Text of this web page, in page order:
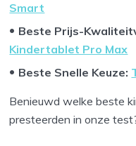
Smart
Beste Prijs-
Kindertablet Pro Max
Beste Snelle Keuze:
Benieuwd welke beste
presteerden in onze